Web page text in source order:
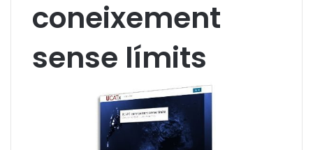
coneixement
sense límits